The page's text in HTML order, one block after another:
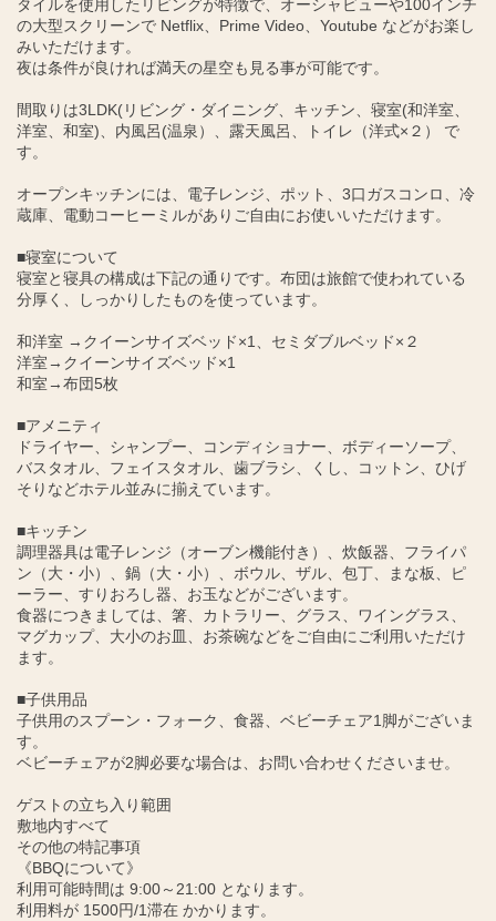
タイルを使用したリビングが特徴で、オーシャビューや100インチ
の大型スクリーンで Netflix、Prime Video、Youtube などがお楽し
みいただけます。
夜は条件が良ければ満天の星空も見る事が可能です。
間取りは3LDK(リビング・ダイニング、キッチン、寝室(和洋室、
洋室、和室)、内風呂(温泉）、露天風呂、トイレ（洋式×２） で
す。
オープンキッチンには、電子レンジ、ポット、3口ガスコンロ、冷
蔵庫、電動コーヒーミルがありご自由にお使いいただけます。
■寝室について
寝室と寝具の構成は下記の通りです。布団は旅館で使われている
分厚く、しっかりしたものを使っています。
和洋室 →クイーンサイズベッド×1、セミダブルベッド×２
洋室→クイーンサイズベッド×1
和室→布団5枚
■アメニティ
ドライヤー、シャンプー、コンディショナー、ボディーソープ、
バスタオル、フェイスタオル、歯ブラシ、くし、コットン、ひげ
そりなどホテル並みに揃えています。
■キッチン
調理器具は電子レンジ（オーブン機能付き）、炊飯器、フライパ
ン（大・小）、鍋（大・小）、ボウル、ザル、包丁、まな板、ピ
ーラー、すりおろし器、お玉などがございます。
食器につきましては、箸、カトラリー、グラス、ワイングラス、
マグカップ、大小のお皿、お茶碗などをご自由にご利用いただけ
ます。
■子供用品
子供用のスプーン・フォーク、食器、ベビーチェア1脚がございま
す。
ベビーチェアが2脚必要な場合は、お問い合わせくださいませ。
ゲストの立ち入り範囲
敷地内すべて
その他の特記事項
《BBQについて》
利用可能時間は 9:00～21:00 となります。
利用料が 1500円/1滞在 かかります。